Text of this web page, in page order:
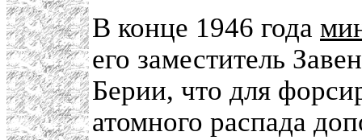
В конце 1946 года
его заместитель
Берии, что для
атомного распада